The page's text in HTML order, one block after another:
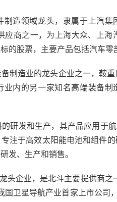
制造领域龙头，隶属于上汽
应商之一，为上海大众、上
的股票，主要产品包括汽车零
制造业的龙头企业之一，鞍
业内的另一家知名高端装备
研发和生产，其产品应用于
注于高效太阳能电池和组件
发、生产和销售。
头企业，是北斗主要提供商
国卫星导航产业首家上市公司